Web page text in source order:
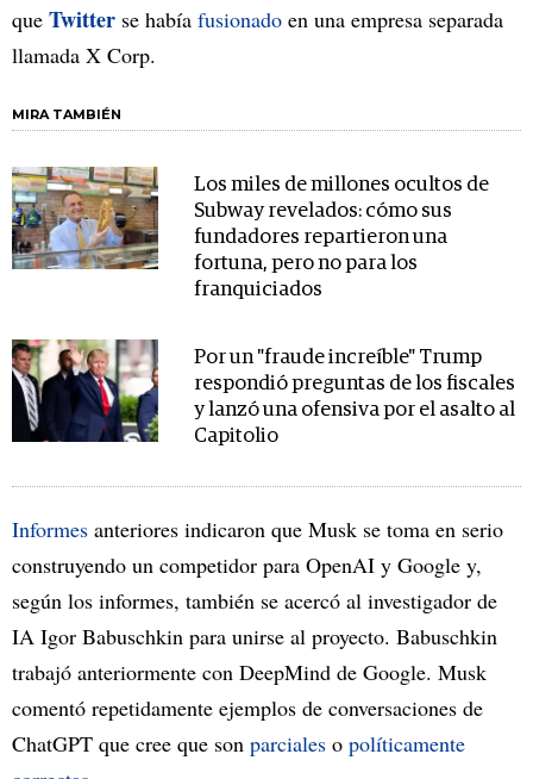
que Twitter se había fusionado en una empresa separada
llamada X Corp.
MIRA TAMBIÉN
Los miles de millones ocultos de
Subway revelados: cómo sus
fundadores repartieron una
fortuna, pero no para los
franquiciados
Por un "fraude increíble" Trump
respondió preguntas de los fiscales
y lanzó una ofensiva por el asalto al
Capitolio
Informes anteriores indicaron que Musk se toma en serio
construyendo un competidor para OpenAI y Google y,
según los informes, también se acercó al investigador de
IA Igor Babuschkin para unirse al proyecto. Babuschkin
trabajó anteriormente con DeepMind de Google. Musk
comentó repetidamente ejemplos de conversaciones de
ChatGPT que cree que son parciales o políticamente